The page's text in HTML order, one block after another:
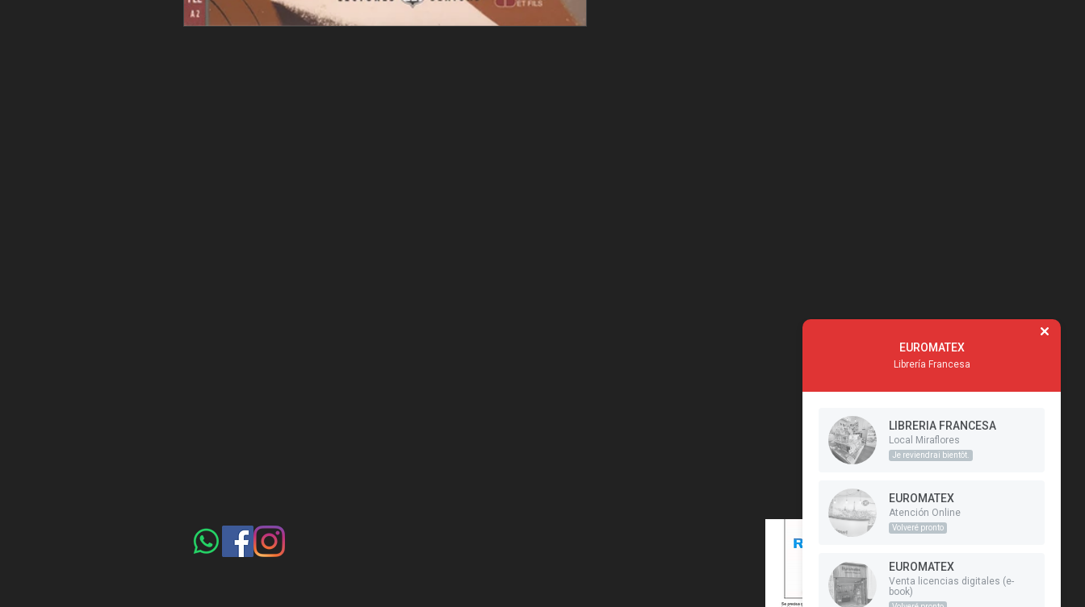
EUROMATEX
Librería Francesa
LIBRERIA FRANCESA
Local Miraflores
Je reviendrai bientôt.
EUROMATEX
Atención Online
Volveré pronto
EUROMATEX
Venta licencias digitales (e-
book)